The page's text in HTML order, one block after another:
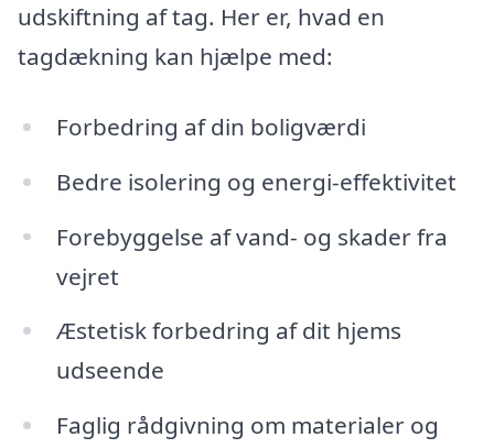
udskiftning af tag. Her er, hvad en
tagdækning kan hjælpe med:
Forbedring af din boligværdi
Bedre isolering og energi-effektivitet
Forebyggelse af vand- og skader fra
vejret
Æstetisk forbedring af dit hjems
udseende
Faglig rådgivning om materialer og